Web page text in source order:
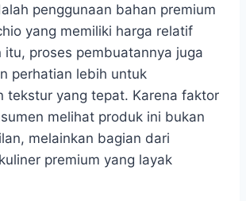
penggunaan bahan premium
yang memiliki harga relatif
itu, proses pembuatannya juga
perhatian lebih untuk
tekstur yang tepat. Karena faktor
melihat produk ini bukan
melainkan bagian dari
premium yang layak